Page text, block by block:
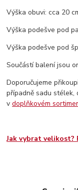
Výška obuvi: cca 20
Výška podešve pod
Výška podešve pod
Součástí balení jsou
Doporučujeme
případně sadu stélek,
vdoplňkovém
Jak vybrat velikost?